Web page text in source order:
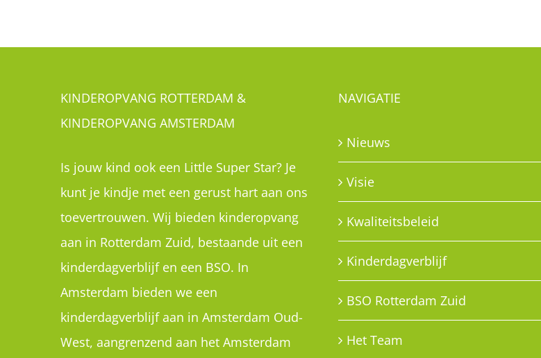
KINDEROPVANG ROTTERDAM &
KINDEROPVANG AMSTERDAM
Is jouw kind ook een Little Super Star? Je
kunt je kindje met een gerust hart aan ons
toevertrouwen. Wij bieden kinderopvang
aan in Rotterdam Zuid, bestaande uit een
kinderdagverblijf en een BSO. In
Amsterdam bieden we een
kinderdagverblijf aan in Amsterdam Oud-
West, aangrenzend aan het Amsterdam
NAVIGATIE
Nieuws
Visie
Kwaliteitsbeleid
Kinderdagverblijf
BSO Rotterdam Zuid
Het Team